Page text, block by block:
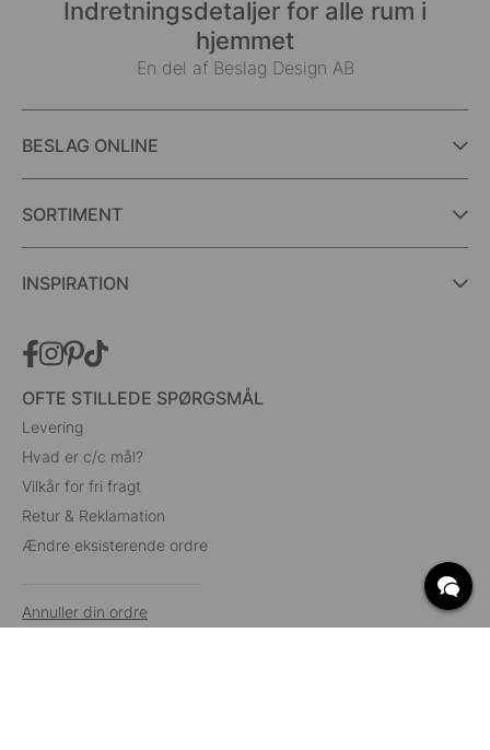
Indretningsdetaljer for alle rum i
hjemmet
En del af Beslag Design AB
BESLAG ONLINE
SORTIMENT
INSPIRATION
OFTE STILLEDE SPØRGSMÅL
Levering
Hvad er c/c mål?
Vilkår for fri fragt
Retur & Reklamation
Ændre eksisterende ordre
Annuller din ordre